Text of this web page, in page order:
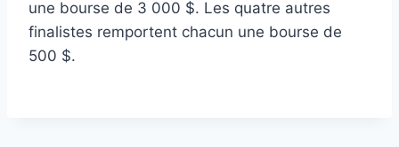
une bourse de 3 000 $. Les quatre autres
finalistes remportent chacun une bourse de
500 $.